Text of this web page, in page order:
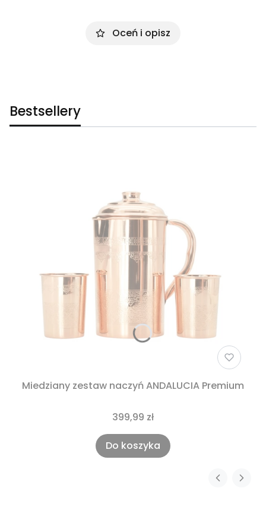
Oceń i opisz
Bestsellery
Miedziany zestaw naczyń ANDALUCIA Premium
399,99 zł
Do koszyka